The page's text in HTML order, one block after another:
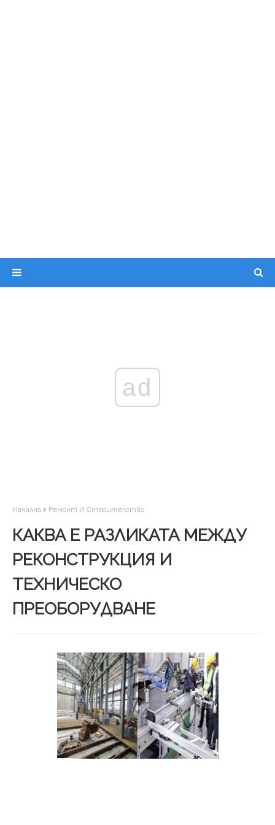
ad
Начална Ремонт И Строителство
КАКВА Е РАЗЛИКАТА МЕЖДУ
РЕКОНСТРУКЦИЯ И
ТЕХНИЧЕСКО
ПРЕОБОРУДВАНЕ